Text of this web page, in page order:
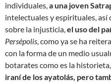
individuales,a una joven
intelectuales y espirituales, así
sobre la injusticia,el uso del
Persépolis, como ya se ha
con la forma de un medio
botarates como es la historieta,
iraní de los ayatolás, pero